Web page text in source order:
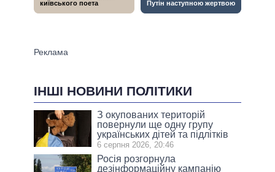
ІНШІ НОВИНИ ПОЛІТИКИ
З окупованих територій
повернули ще одну групу
українських дітей та підлітків
6 серпня 2026, 20:46
Росія розгорнула
дезінформаційну кампанію